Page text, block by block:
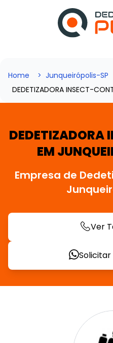
Home Junqueirópolis-SP
DEDETIZADORA INSECT-
DEDETIZADORA
EM
Empresa de
Ver